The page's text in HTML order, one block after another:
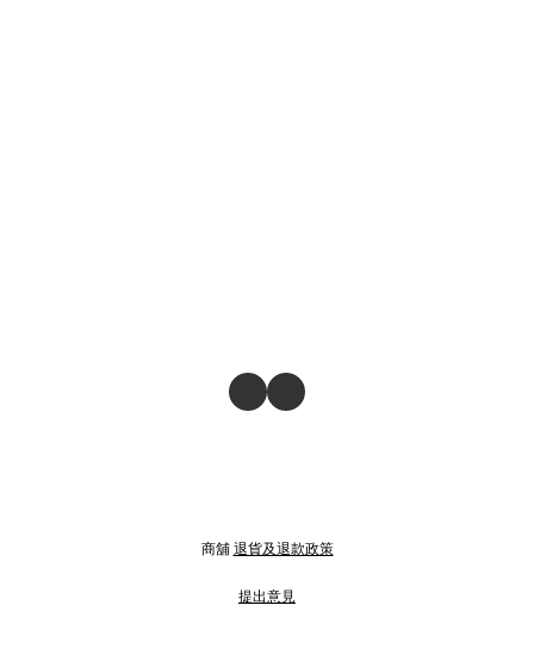
商舖 退貨及退款政策
提出意見